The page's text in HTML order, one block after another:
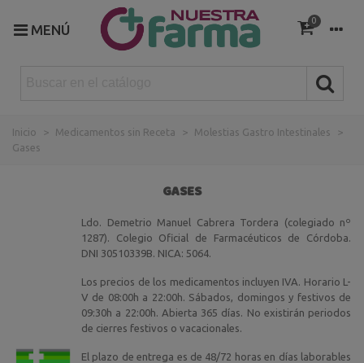
MENÚ
0
Inicio > Medicamentos sin Receta > Molestias Gastro Intestinales
>
Gases
GASES
Ldo. Demetrio Manuel Cabrera Tordera (colegiado nº
1287). Colegio Oficial de Farmacéuticos de Córdoba.
DNI 30510339B. NICA: 5064.
Los precios de los medicamentos incluyen IVA. Horario L-
V de 08:00h a 22:00h. Sábados, domingos y festivos de
09:30h a 22:00h. Abierta 365 días. No existirán periodos
de cierres festivos o vacacionales.
El plazo de entrega es de 48/72 horas en días laborables